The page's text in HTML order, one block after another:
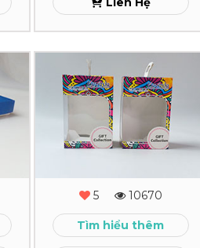
Giấy
5 10670
Tìm hiểu thêm